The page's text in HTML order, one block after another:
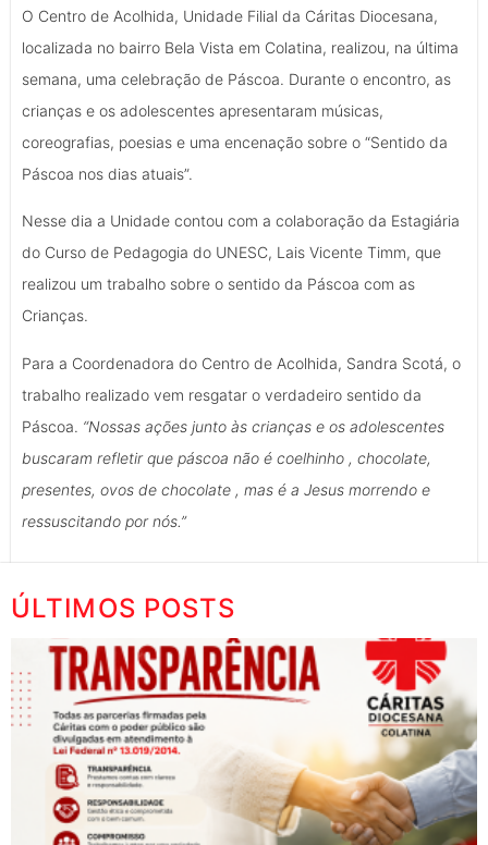
O Centro de Acolhida, Unidade Filial da Cáritas Diocesana,
localizada no bairro Bela Vista em Colatina, realizou, na última
semana, uma celebração de Páscoa. Durante o encontro, as
crianças e os adolescentes apresentaram músicas,
coreografias, poesias e uma encenação sobre o “Sentido da
Páscoa nos dias atuais”.
Nesse dia a Unidade contou com a colaboração da Estagiária
do Curso de Pedagogia do UNESC, Lais Vicente Timm, que
realizou um trabalho sobre o sentido da Páscoa com as
Crianças.
Para a Coordenadora do Centro de Acolhida, Sandra Scotá, o
trabalho realizado vem resgatar o verdadeiro sentido da
Páscoa. “Nossas ações junto às crianças e os adolescentes
buscaram refletir que páscoa não é coelhinho , chocolate,
presentes, ovos de chocolate , mas é a Jesus morrendo e
ressuscitando por nós.”
ÚLTIMOS POSTS